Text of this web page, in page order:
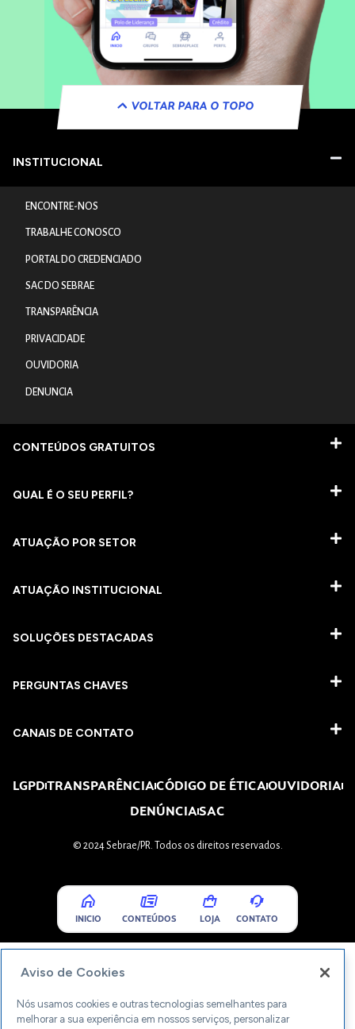
VOLTAR PARA O TOPO
INSTITUCIONAL
ENCONTRE-NOS
TRABALHE CONOSCO
PORTAL DO CREDENCIADO
SAC DO SEBRAE
TRANSPARÊNCIA
PRIVACIDADE
OUVIDORIA
DENUNCIA
CONTEÚDOS GRATUITOS
QUAL É O SEU PERFIL?
ATUAÇÃO POR SETOR
ATUAÇÃO INSTITUCIONAL
SOLUÇÕES DESTACADAS
PERGUNTAS CHAVES​
CANAIS DE CONTATO
LGPDTRANSPARÊNCIACÓDIGO DE ÉTICAOUVIDORIA
DENÚNCIASAC
© 2024 Sebrae/PR. Todos os direitos reservados.
INICIO CONTEÚDOS LOJA CONTATO
Aviso de Cookies
Nós usamos cookies e outras tecnologias semelhantes para
melhorar a sua experiência em nossos serviços, personalizar